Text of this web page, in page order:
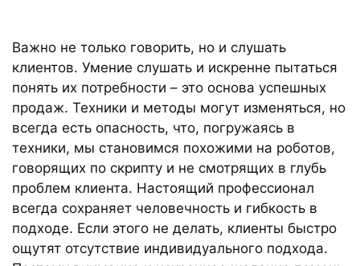
Важно не только говорить, но и слушать
клиентов. Умение слушать и искренне пытаться
понять их потребности – это основа успешных
продаж. Техники и методы могут изменяться, но
всегда есть опасность, что, погружаясь в
техники, мы становимся похожими на роботов,
говорящих по скрипту и не смотрящих в глубь
проблем клиента. Настоящий профессионал
всегда сохраняет человечность и гибкость в
подходе. Если этого не делать, клиенты быстро
ощутят отсутствие индивидуального подхода.